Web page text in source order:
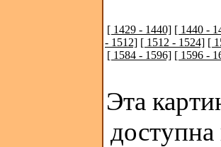
[ 1429 - 1440] [ 1440 -
- 1512] [ 1512 - 1524] [
[ 1584 - 1596] [ 1596 -
Эта